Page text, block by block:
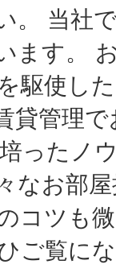
。 当社
ます。
駆使し
貸管理
ったノ
なお部
コツも
ご覧に